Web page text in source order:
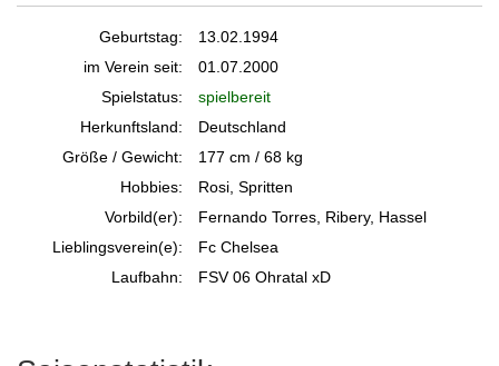
Geburtstag:
13.02.1994
im Verein seit:
01.07.2000
Spielstatus:
spielbereit
Herkunftsland:
Deutschland
Größe / Gewicht:
177 cm / 68 kg
Hobbies:
Rosi, Spritten
Vorbild(er):
Fernando Torres, Ribery, Hassel
Lieblingsverein(e):
Fc Chelsea
Laufbahn:
FSV 06 Ohratal xD